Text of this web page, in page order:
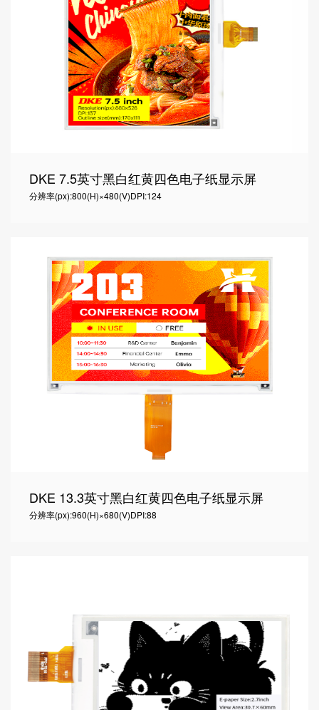
DKE 7.5英寸黑白红黄四色电子纸显示屏
分辨率(px):800(H)×480(V)DPI:124
DKE 13.3英寸黑白红黄四色电子纸显示屏
分辨率(px):960(H)×680(V)DPI:88